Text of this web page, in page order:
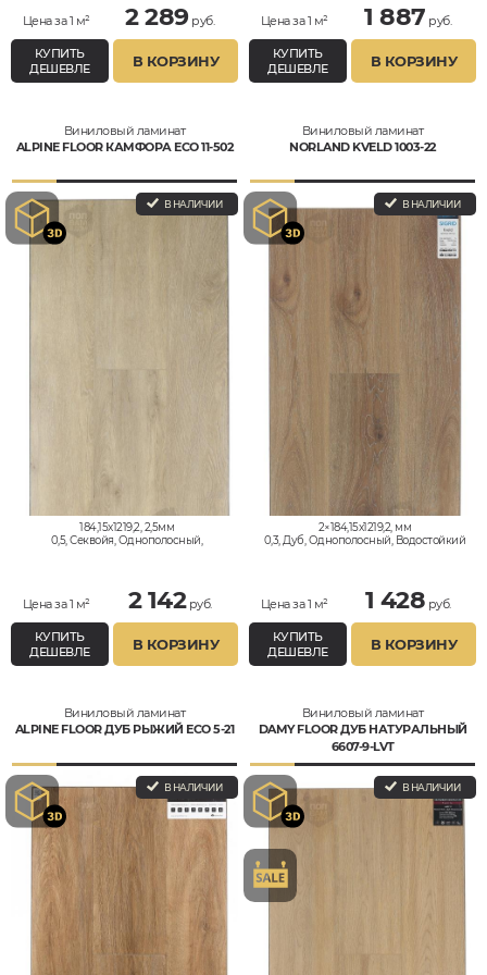
Цена за 1 м² 2 289руб.
КУПИТЬ
ДЕШЕВЛЕ
В КОРЗИНУ
Цена за 1 м² 1 887 руб.
КУПИТЬ
ДЕШЕВЛЕ
В КОРЗИНУ
Виниловый ламинат
ALPINE FLOOR КАМФОРА ECO 11-502
В НАЛИЧИИ
184,15x1219,2, 2,5мм
0,5, Секвойя, Однополосный,
Цена за 1 м² 2 142руб.
КУПИТЬ
ДЕШЕВЛЕ
В КОРЗИНУ
Виниловый ламинат
NORLAND KVELD 1003-22
В НАЛИЧИИ
2×184,15x1219,2, мм
0,3, Дуб, Однополосный, Водостойкий
Цена за 1 м² 1 428 руб.
КУПИТЬ
ДЕШЕВЛЕ
В КОРЗИНУ
Виниловый ламинат
ALPINE FLOOR ДУБ РЫЖИЙ ЕСО 5-21
В НАЛИЧИИ
Виниловый ламинат
DAMY FLOOR ДУБ НАТУРАЛЬНЫЙ
6607-9-LVT
В НАЛИЧИИ